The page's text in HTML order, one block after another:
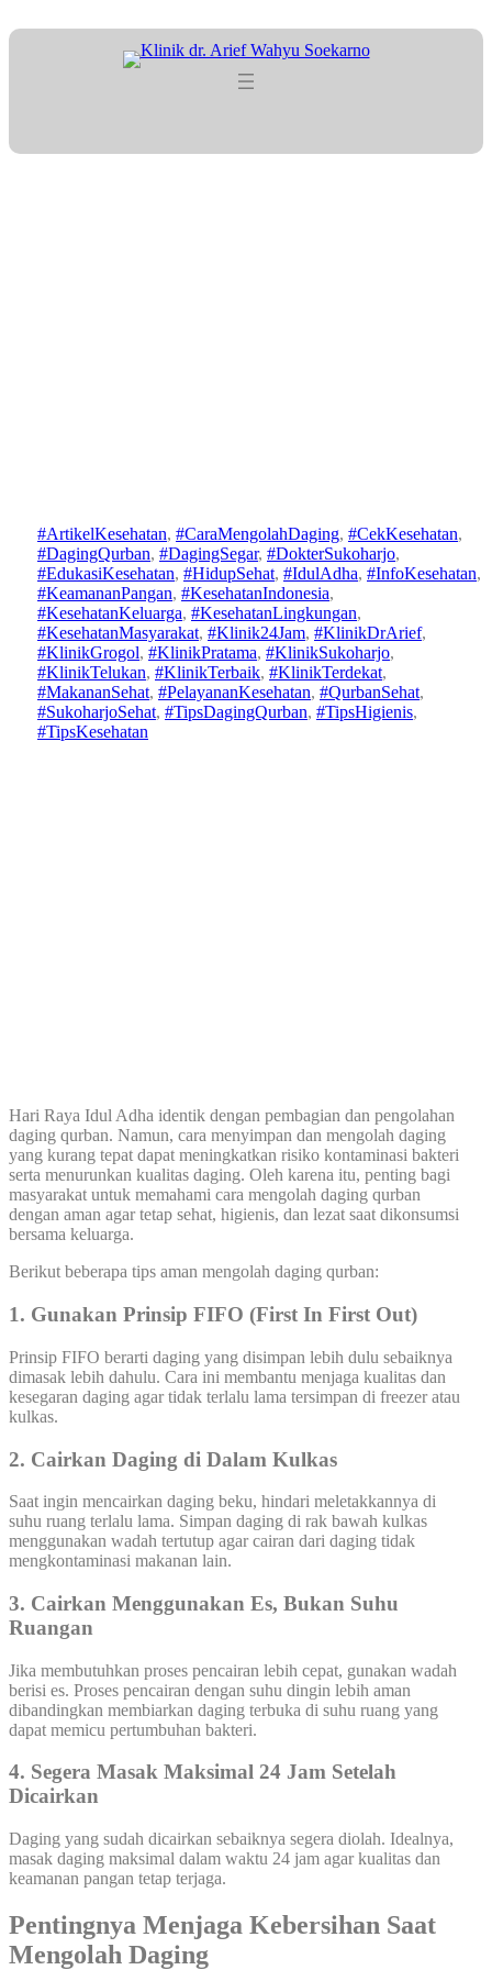
#ArtikelKesehatan, #CaraMengolahDaging, #CekKesehatan
#DagingQurban, #DagingSegar, #DokterSukoharjo
#EdukasiKesehatan, #HidupSehat, #IdulAdha, #InfoKesehatan
#KeamananPangan, #KesehatanIndonesia
#KesehatanKeluarga, #KesehatanLingkungan
#KesehatanMasyarakat, #Klinik24Jam, #KlinikDrArief
#KlinikGrogol, #KlinikPratama, #KlinikSukoharjo
#KlinikTelukan, #KlinikTerbaik, #KlinikTerdekat
#MakananSehat, #PelayananKesehatan, #QurbanSehat
#SukoharjoSehat, #TipsDagingQurban, #TipsHigienis
#TipsKesehatan
Hari Raya Idul Adha identik dengan pembagian dan pengolahan
daging qurban. Namun, cara menyimpan dan mengolah daging
yang kurang tepat dapat meningkatkan risiko kontaminasi bakteri
serta menurunkan kualitas daging. Oleh karena itu, penting bagi
masyarakat untuk memahami cara mengolah daging qurban
dengan aman agar tetap sehat, higienis, dan lezat saat dikonsumsi
bersama keluarga.
Berikut beberapa tips aman mengolah daging qurban:
1. Gunakan Prinsip FIFO (First In First Out)
Prinsip FIFO berarti daging yang disimpan lebih dulu sebaiknya
dimasak lebih dahulu. Cara ini membantu menjaga kualitas dan
kesegaran daging agar tidak terlalu lama tersimpan di freezer atau
kulkas.
2. Cairkan Daging di Dalam Kulkas
Saat ingin mencairkan daging beku, hindari meletakkannya di
suhu ruang terlalu lama. Simpan daging di rak bawah kulkas
menggunakan wadah tertutup agar cairan dari daging tidak
mengkontaminasi makanan lain.
3. Cairkan Menggunakan Es, Bukan Suhu
Ruangan
Jika membutuhkan proses pencairan lebih cepat, gunakan wadah
berisi es. Proses pencairan dengan suhu dingin lebih aman
dibandingkan membiarkan daging terbuka di suhu ruang yang
dapat memicu pertumbuhan bakteri.
4. Segera Masak Maksimal 24 Jam Setelah
Dicairkan
Daging yang sudah dicairkan sebaiknya segera diolah. Idealnya,
masak daging maksimal dalam waktu 24 jam agar kualitas dan
keamanan pangan tetap terjaga.
Pentingnya Menjaga Kebersihan Saat
Mengolah Daging